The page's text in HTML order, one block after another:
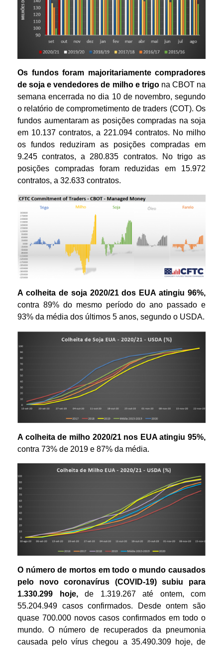
Os fundos foram majoritariamente compradores
de soja e vendedores de milho e trigo na CBOT na
semana encerrada no dia 10 de novembro, segundo
o relatório de comprometimento de traders (COT). Os
fundos aumentaram as posições compradas na soja
em 10.137 contratos, a 221.094 contratos. No milho
os fundos reduziram as posições compradas em
9.245 contratos, a 280.835 contratos. No trigo as
posições compradas foram reduzidas em 15.972
contratos, a 32.633 contratos.
A colheita de soja 2020/21 dos EUA atingiu 96%,
contra 89% do mesmo período do ano passado e
93% da média dos últimos 5 anos, segundo o USDA.
A colheita de milho 2020/21 nos EUA atingiu 95%,
contra 73% de 2019 e 87% da média.
O número de mortos em todo o mundo causados
pelo novo coronavírus (COVID-19) subiu para
1.330.299
hoje,de 1.319.267 até ontem, com
55.204.949 casos confirmados. Desde ontem são
quase 700.000 novos casos confirmados em todo o
mundo. O número de recuperados da pneumonia
causada pelo vírus chegou a 35.490.309 hoje, de